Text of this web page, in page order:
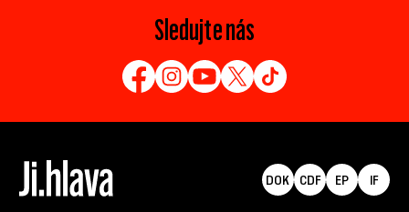
Sledujte nás
DOK CDF EP IF